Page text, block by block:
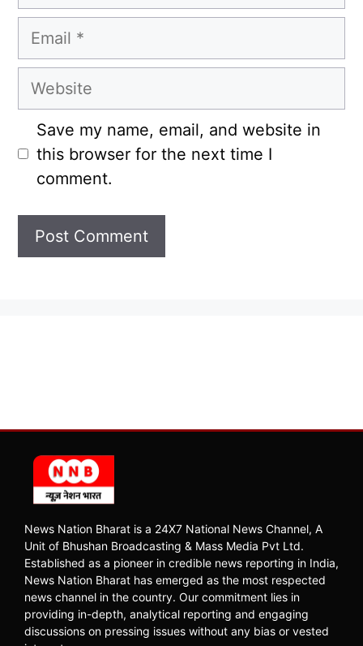
Email
Website
Save my name, email, and website in
this browser for the next time I
comment.
News Nation Bharat is a 24X7 National News Channel, A
Unit of Bhushan Broadcasting & Mass Media Pvt Ltd.
Established as a pioneer in credible news reporting in India,
News Nation Bharat has emerged as the most respected
news channel in the country. Our commitment lies in
providing in-depth, analytical reporting and engaging
discussions on pressing issues without any bias or vested